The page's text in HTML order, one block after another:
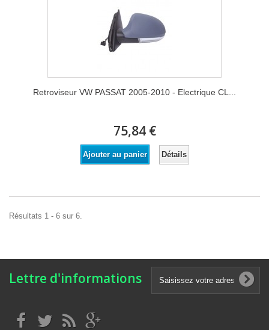
Retroviseur VW PASSAT 2005-2010 - Electrique CL...
75,84 €
Ajouter au panier Détails
Résultats 1 - 6 sur 6.
Lettre d'informations